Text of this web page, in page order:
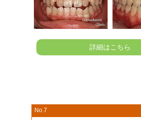
詳細はこちら
No.7